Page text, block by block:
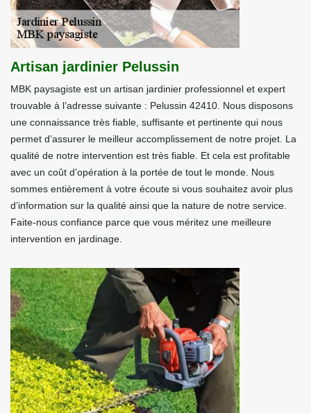
Artisan jardinier Pelussin
MBK paysagiste est un artisan jardinier professionnel et expert
trouvable à l’adresse suivante : Pelussin 42410. Nous disposons
une connaissance très fiable, suffisante et pertinente qui nous
permet d’assurer le meilleur accomplissement de notre projet. La
qualité de notre intervention est très fiable. Et cela est profitable
avec un coût d’opération à la portée de tout le monde. Nous
sommes entièrement à votre écoute si vous souhaitez avoir plus
d’information sur la qualité ainsi que la nature de notre service.
Faite-nous confiance parce que vous méritez une meilleure
intervention en jardinage.